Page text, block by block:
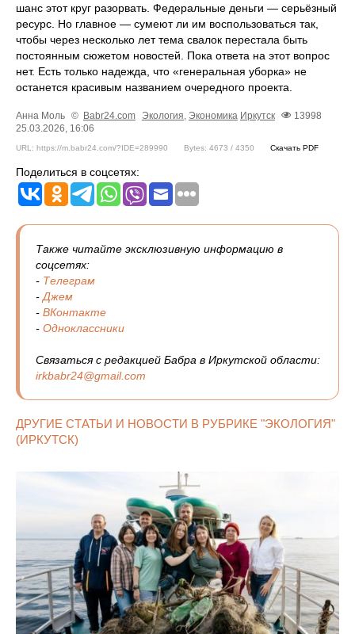
шанс этот круг разорвать. Федеральные деньги — серьёзный
ресурс. Но главное — сумеют ли им воспользоваться так,
чтобы через несколько лет тема свалок перестала быть
постоянным сюжетом новостей. Пока ответа на этот вопрос
нет. Есть только надежда, что «генеральная уборка» не
останется красивым названием очередного проекта.
Анна Моль © Babr24.com Экология, Экономика Иркутск
13998
25.03.2026, 16:06
URL: https://m.babr24.com/?IDE=289990 Bytes: 4673 / 4350 Скачать PDF
Поделиться в соцсетях:
Также читайте эксклюзивную информацию в
соцсетях:
- Телеграм
-Джем
- ВКонтакте
- Одноклассники
Связаться с редакцией Бабра в Иркутской области:
irkbabr24@gmail.com
ДРУГИЕ СТАТЬИ И НОВОСТИ В РУБРИКЕ "ЭКОЛОГИЯ"
(ИРКУТСК)